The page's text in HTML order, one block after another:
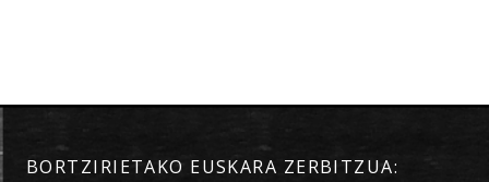
BORTZIRIETAKO EUSKARA ZERBITZUA: